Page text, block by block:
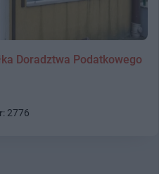
Doradztwa Podatkowego
2776